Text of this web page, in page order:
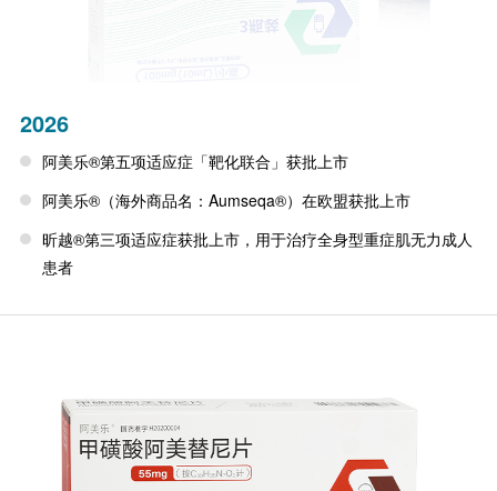
2026
阿美乐®第五项适应症「靶化联合」获批上市
阿美乐®（海外商品名：Aumseqa®）在欧盟获批上市
昕越®第三项适应症获批上市，用于治疗全身型重症肌无力成人
患者